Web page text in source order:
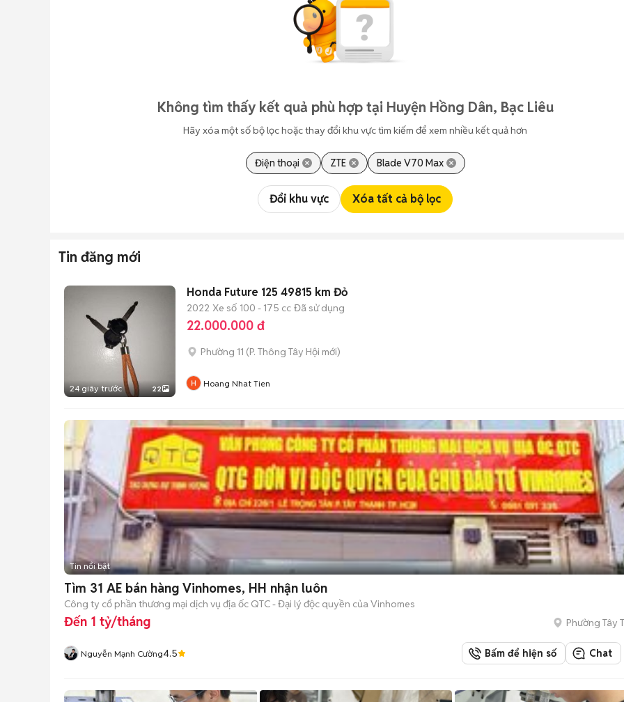
Không tìm thấy kết quả phù hợp tại Huyện Hồng Dân, Bạc Liêu
Hãy xóa một số bộ lọc hoặc thay đổi khu vực tìm kiếm để xem nhiều kết quả hơn
Điện thoại ZTE Blade V70 Max
Đổi khu vực Xóa tất cả bộ lọc
Tin đăng mới
24 giây trước 22
Honda Future 125 49815 km Đỏ
2022 Xe số 100 - 175 cc Đã sử dụng
22.000.000 đ
Phường 11 (P. Thông Tây Hội mới)
Hoang Nhat Tien
Tin nổi bật
Tìm 31 AE bán hàng Vinhomes, HH nhận luôn
Công ty cổ phần thương mại dịch vụ địa ốc QTC - Đại lý độc quyền của Vinhomes
Đến 1 tỷ/tháng Phường Tây
Nguyễn Mạnh Cường4.5 Bấm để hiện số Chat